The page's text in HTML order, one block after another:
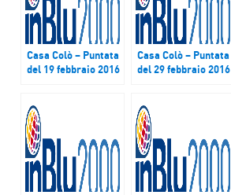
Casa Colò – Puntata
del 19 febbraio 2016
Casa Colò – Puntata
del 29 febbraio 2016